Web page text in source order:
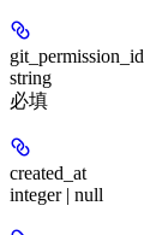
git_permission_id
string
必填
created_at
integer | null